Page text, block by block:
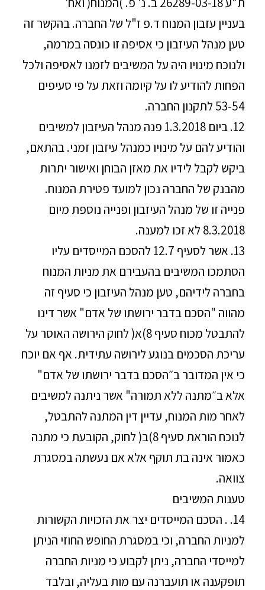
בעניין עזבון המנוח ד.פ ז"ל של החברה. בהקשר זה
טען מנהל העיזבון כי אסיפה זו כונסה במרמה,
ולנוכח מינויו היה על המשיבים לזמנו לאסיפה ולכל
הפחות להודיע לו על קיומה וזאת על פי סעיפים
53-54 לתקנון החברה.
12. ביום 1.3.2018 פנה מנהל העיזבון למשיבים
והודיע להם על מינויו כמנהל עיזבון זמני. בהתאם,
ביקש לקבל לידיו את מאזן הבוחן ואישור יתרות
מהבנק של החברה נכון למועד פטירת המנוח.
פנייה זו של מנהל העיזבון ופנייה נוספת מיום
8.3.2018 לא זכו למענה.
13. אשר לסעיף 12.7 להסכם המייסדים עליו
הסתמכו המשיבים בהעבירם את מניות המנוח
בחברה לידיהם, טען מנהל העיזבון כי סעיף זה
מהווה "הסכם בדבר ירושתו של אדם" אשר דינו
להתבטל מכוח סעיף 8)א( לחוק הירושה האוסר על
עריכת הסכמים בנוגע לירושה עתידית. אף אם יוכח
כי אין המדובר ב״הסכם בדבר ירושתו של אדם"
אלא ב״מתנה ללא תמורה" אשר ניתנה למשיבים
לאחר מות המנוח, עדיין דין המתנה להתבטל,
לנוכח הוראת סעיף 8)ב( לחוק, הקובעת כי מתנה
כאמור אינה בת תוקף אלא אם נעשתה במסגרת
צוואה.
טענות המשיבים
14. . הסכם המייסדים יצר את הזכויות הקשורות
למניות החברה, וכי במסגרת החופש החוזי הניתן
למייסדי החברה, ניתן לקבוע כי מניות החברה
תופקענה או תועברנה עם מות בעליה, ובלבד